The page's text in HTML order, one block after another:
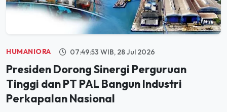
HUMANIORA 07:49:53 WIB, 28 Jul 2026
Presiden Dorong Sinergi Perguruan
Tinggi dan PT PAL Bangun Industri
Perkapalan Nasional